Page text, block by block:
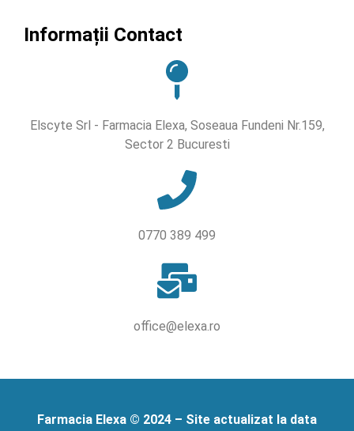
Informații Contact
Elscyte Srl - Farmacia Elexa, Soseaua Fundeni Nr.159,
Sector 2 Bucuresti
0770 389 499
office@elexa.ro
Farmacia Elexa © 2024 – Site actualizat la data